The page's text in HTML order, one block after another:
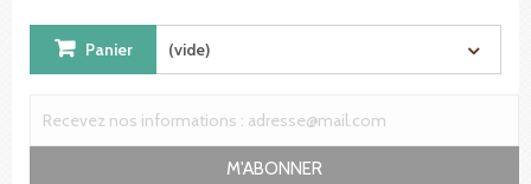
Panier (vide)
M'ABONNER